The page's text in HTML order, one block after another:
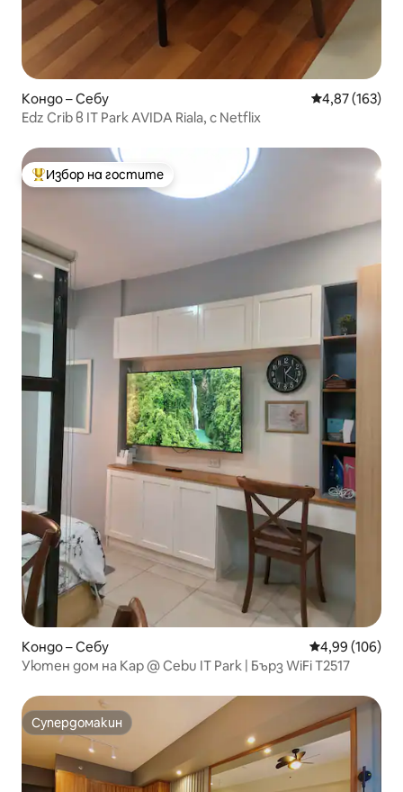
Кондо – Себу Средна
4,87 (163)
Edz Crib в IT Park AVIDA Riala, с Netflix
Най-популярен избор на гостите
Избор на гостите
Кондо – Себу Средна
4,99 (106)
Уютен дом на Kap @ Cebu IT Park | Бърз WiFi T2517
Супердомакин
Супердомакин